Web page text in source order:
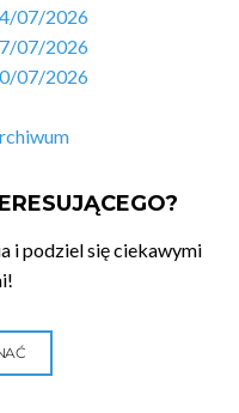
07/2026
07/2026
07/2026
i podziel się ciekawymi